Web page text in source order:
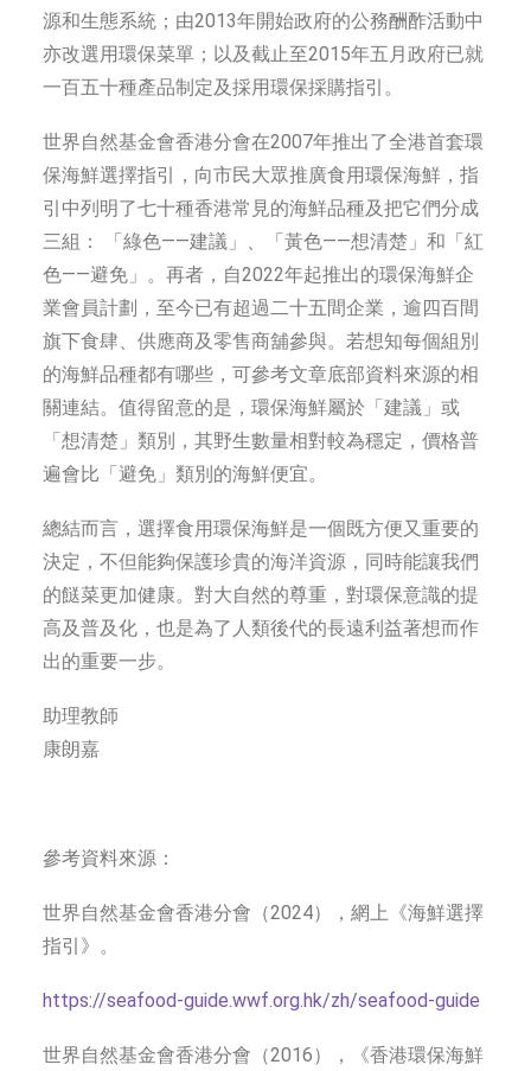
源和生態系統；由2013年開始政府的公務酬酢活動中
亦改選用環保菜單；以及截止至2015年五月政府已就
一百五十種產品制定及採用環保採購指引。
世界自然基金會香港分會在2007年推出了全港首套環
保海鮮選擇指引，向市民大眾推廣食用環保海鮮，指
引中列明了七十種香港常見的海鮮品種及把它們分成
三組： 「綠色——建議」、「黃色——想清楚」和「紅
色——避免」。再者，自2022年起推出的環保海鮮企
業會員計劃，至今已有超過二十五間企業，逾四百間
旗下食肆、供應商及零售商舖參與。若想知每個組別
的海鮮品種都有哪些，可參考文章底部資料來源的相
關連結。值得留意的是，環保海鮮屬於「建議」或
「想清楚」類別，其野生數量相對較為穩定，價格普
遍會比「避免」類別的海鮮便宜。
總結而言，選擇食用環保海鮮是一個既方便又重要的
決定，不但能夠保護珍貴的海洋資源，同時能讓我們
的餸菜更加健康。對大自然的尊重，對環保意識的提
高及普及化，也是為了人類後代的長遠利益著想而作
出的重要一步。
助理教師
康朗嘉
參考資料來源：
世界自然基金會香港分會（2024），網上《海鮮選擇
指引》。
https://seafood-guide.wwf.org.hk/zh/seafood-guide
世界自然基金會香港分會（2016），《香港環保海鮮